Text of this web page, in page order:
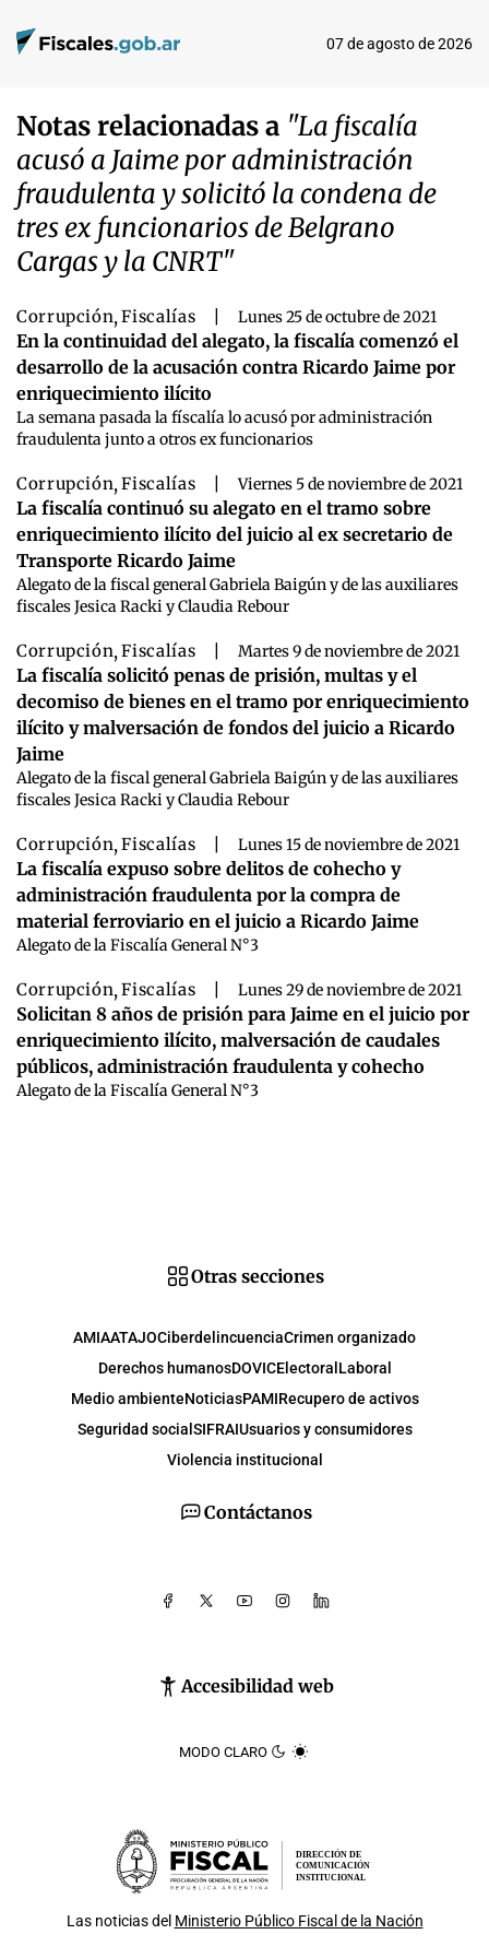
07 de agosto de 2026
Notas relacionadas a "La fiscalía
acusó a Jaime por administración
fraudulenta y solicitó la condena de
tres ex funcionarios de Belgrano
Cargas y la CNRT"
Corrupción, Fiscalías Lunes 25 de octubre de 2021
En la continuidad del alegato, la fiscalía comenzó el
desarrollo de la acusación contra Ricardo Jaime por
enriquecimiento ilícito
La semana pasada la físcalía lo acusó por administración
fraudulenta junto a otros ex funcionarios
Corrupción, Fiscalías Viernes 5 de noviembre de 2021
La fiscalía continuó su alegato en el tramo sobre
enriquecimiento ilícito del juicio al ex secretario de
Transporte Ricardo Jaime
Alegato de la fiscal general Gabriela Baigún y de las auxiliares
fiscales Jesica Racki y Claudia Rebour
Corrupción, Fiscalías Martes 9 de noviembre de 2021
La fiscalía solicitó penas de prisión, multas y el
decomiso de bienes en el tramo por enriquecimiento
ilícito y malversación de fondos del juicio a Ricardo
Jaime
Alegato de la fiscal general Gabriela Baigún y de las auxiliares
fiscales Jesica Racki y Claudia Rebour
Corrupción, Fiscalías Lunes 15 de noviembre de 2021
La fiscalía expuso sobre delitos de cohecho y
administración fraudulenta por la compra de
material ferroviario en el juicio a Ricardo Jaime
Alegato de la Fiscalía General N°3
Corrupción, Fiscalías Lunes 29 de noviembre de 2021
Solicitan 8 años de prisión para Jaime en el juicio por
enriquecimiento ilícito, malversación de caudales
públicos, administración fraudulenta y cohecho
Alegato de la Fiscalía General N°3
Contáctanos
Accesibilidad web
MODO CLARO
Otras secciones
AMIAATAJOCiberdelincuenciaCrimen organizado
Derechos humanosDOVICElectoral Laboral
Medio ambienteNoticiasPAMIRecupero de activos
Seguridad social SIFRAIUsuarios y consumidores
Violencia institucional
DIRECCIÓN DE
COMUNICACIÓN
INSTITUCIONAL
Las noticias del Ministerio Público Fiscal de la Nación